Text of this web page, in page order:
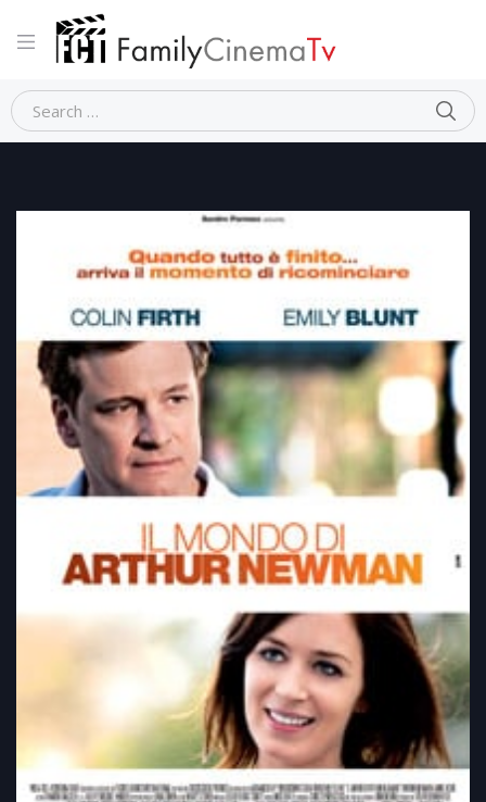
Home Drammatico